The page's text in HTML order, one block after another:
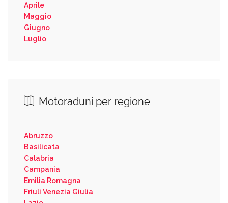
Aprile
Maggio
Giugno
Luglio
Motoraduni per regione
Abruzzo
Basilicata
Calabria
Campania
Emilia Romagna
Friuli Venezia Giulia